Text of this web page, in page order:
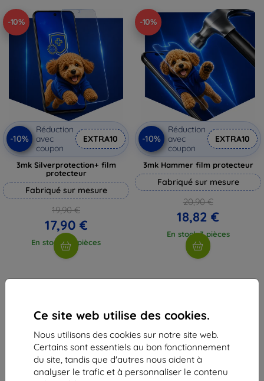
Ce site web utilise des cookies.
Nous utilisons des cookies sur notre site web.
Certains sont essentiels au bon fonctionnement
du site, tandis que d'autres nous aident à
analyser le trafic et à personnaliser le contenu
-10%
-10%
Réduction
avec
coupon
EXTRA10
3mk Silverprotection+ film
protecteur
Fabriqué sur mesure
19,90 €
17,90 €
En stock > 5 pièces
-10%
-10%
Réduction
avec
coupon
EXTRA10
3mk Hammer film protecteur
Fabriqué sur mesure
20,90 €
18,82 €
En stock 3 pièces